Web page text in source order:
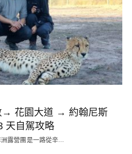
→ 花園大道 → 約翰尼斯
天自駕攻略
露營團是一路從辛...